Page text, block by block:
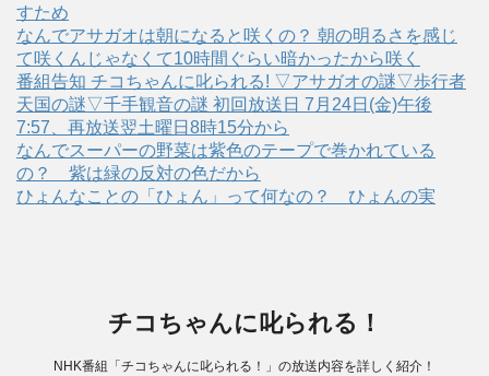
すため
なんでアサガオは朝になると咲くの？ 朝の明るさを感じ
て咲くんじゃなくて10時間ぐらい暗かったから咲く
番組告知 チコちゃんに叱られる! ▽アサガオの謎▽歩行者
天国の謎▽千手観音の謎 初回放送日 7月24日(金)午後
7:57、再放送翌土曜日8時15分から
なんでスーパーの野菜は紫色のテープで巻かれている
の？ 紫は緑の反対の色だから
ひょんなことの「ひょん」って何なの？ ひょんの実
チコちゃんに叱られる！
NHK番組「チコちゃんに叱られる！」の放送内容を詳しく紹介！